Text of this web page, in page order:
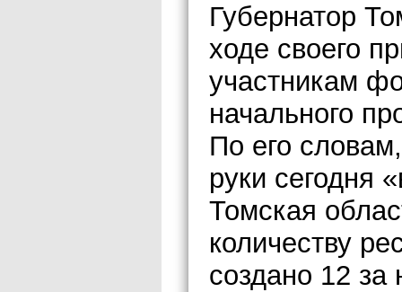
Губернатор
ходе своего
участникам
начального
По его
руки сегодня
Томская
количеству
создано 12 за